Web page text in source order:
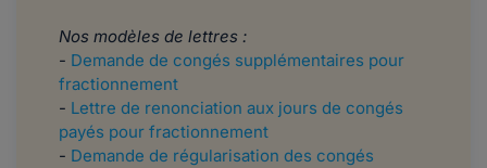
Nos modèles de lettres :
- Demande de congés supplémentaires pour
fractionnement
- Lettre de renonciation aux jours de congés
payés pour fractionnement
- Demande de régularisation des congés